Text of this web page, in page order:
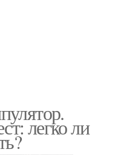
легко ли